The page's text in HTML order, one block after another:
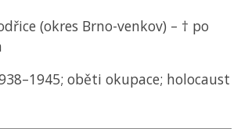
(okres Brno-venkov) – † po
oběti okupace; holocaust